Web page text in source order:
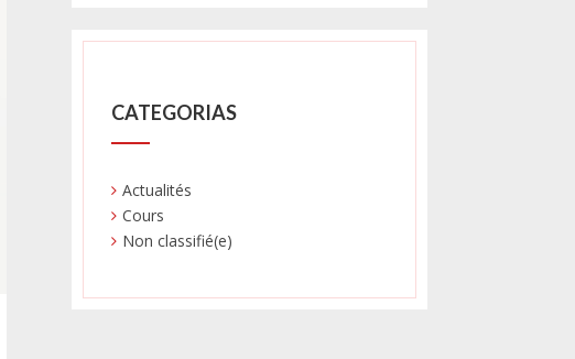
CATEGORIAS
Actualités
Cours
Non classifié(e)